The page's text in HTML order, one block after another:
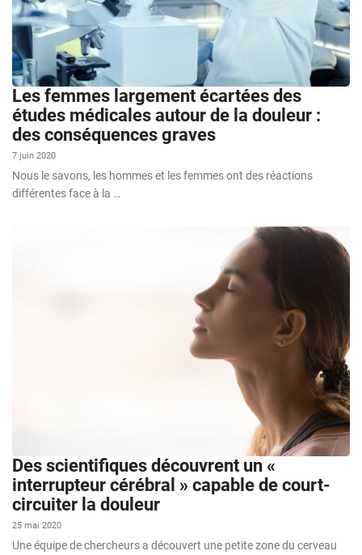
Les femmes largement écartées des
études médicales autour de la douleur :
des conséquences graves
7 juin 2020
Nous le savons, les hommes et les femmes ont des réactions
différentes face à la …
Des scientifiques découvrent un «
interrupteur cérébral » capable de court-
circuiter la douleur
25 mai 2020
Une équipe de chercheurs a découvert une petite zone du cerveau